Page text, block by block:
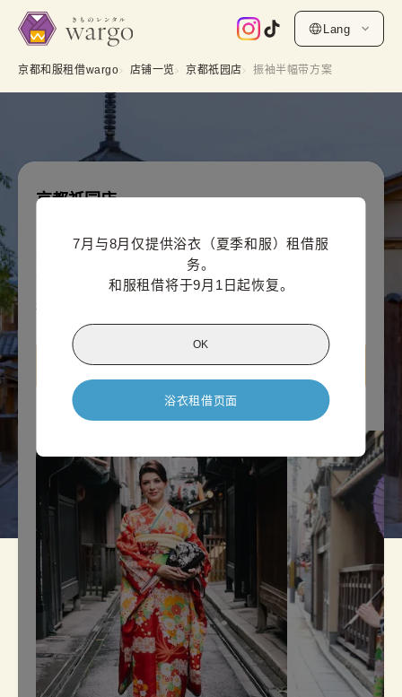
Lang
京都和服租借wargo 店铺一览 京都祇园店 振袖半幅带方案
7月与8月仅提供浴衣（夏季和服）租借服
务。
和服租借将于9月1日起恢复。
OK
浴衣租借页面
京都祇园店
¥ 11,000(含税)~
¥12,100
查看 京都祇园店信息